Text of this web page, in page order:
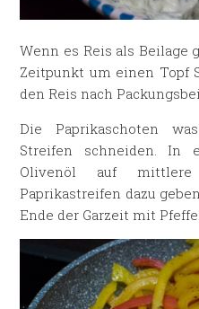
Wenn es Reis als
Zeitpunkt um einen Topf
den Reis nach
Die Paprikaschoten
Streifen schneiden. In
Olivenöl auf
Paprikastreifen dazu
Ende der Garzeit mit